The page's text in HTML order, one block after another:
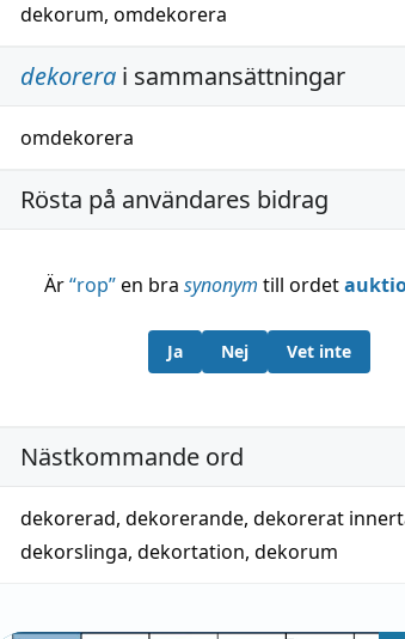
dekorum, omdekorera
dekorera i sammansättningar
omdekorera
Rösta på användares bidrag
Är“rop”en bra synonym till ordet
Ja Nej Vet inte
Nästkommande ord
dekorerad, dekorerande, dekorerat
dekorslinga, dekortation, dekorum